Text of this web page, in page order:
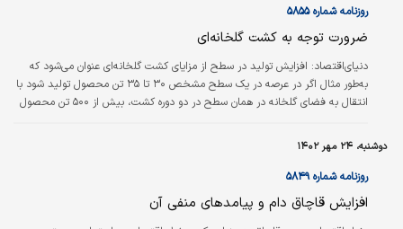
حمایت‌‌‌ها، پشتیبانی‌‌‌ها و خدمات این بانک در کمک به ترویج فرهنگ کار، تلاش،
است، بانک اقتصادنوین علاوه بر پوشش ۹۴ درصدی تسهیلات…
روزنامه شماره ۵۸۵۵
ضرورت توجه به کشت گلخانه‌ای
دنیای‌اقتصاد: افزایش تولید در سطح از مزایای کشت گلخانه‌ای عنوان می‌شود که
به‌طور مثال اگر در عرصه در یک سطح مشخص ۳۰ تا ۳۵ تن محصول تولید شود با
انتقال به فضای گلخانه در همان سطح در دو دوره کشت، بیش از ۵۰۰ تن محصول
سلامت محصول تولیدی گلخانه‌ها و اشتغال‌زایی نیز از دیگر مزایای توسعه کشت
گلخانه‌ای عنوان می‌شود و این مزایا هر‌کدام به خودی خود نقش بسزایی در شکوفایی
بخش کشاورزی در شرایط بحرانی امروز منابع آبی دارد. اما در این بین به گفته
دوشنبه، ۲۴ مهر ۱۴۰۲
روزنامه شماره ۵۸۴۹
افزایش قاچاق دام و پیامدهای منفی آن